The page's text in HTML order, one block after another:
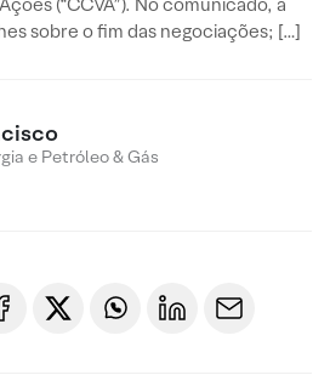
sobre o fim das negociações; […]
e Petróleo & Gás